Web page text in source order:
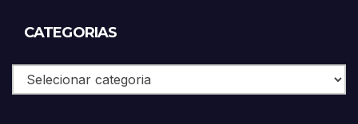
CATEGORIAS
Categorias